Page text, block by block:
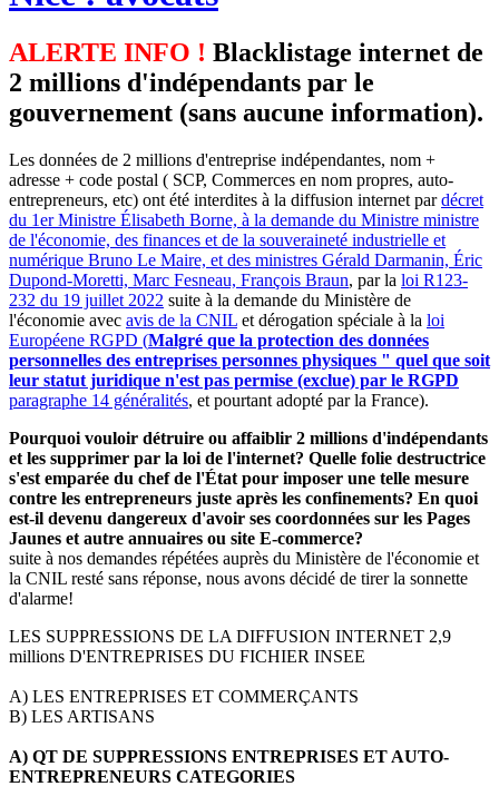
ALERTE INFO ! Blacklistage internet de
2 millions d'indépendants par le
gouvernement (sans aucune information).
Les données de 2 millions d'entreprise indépendantes, nom +
adresse + code postal ( SCP, Commerces en nom propres, auto-
entrepreneurs, etc) ont été interdites à la diffusion internet pardécret
du 1er Ministre Élisabeth Borne, à la demande du Ministre ministre
de l'économie, des finances et de la souveraineté industrielle et
numérique Bruno Le Maire, et des ministres Gérald Darmanin, Éric
Dupond-Moretti, Marc Fesneau, François Braun, par la loi R123-
232 du 19 juillet 2022 suite à la demande du Ministère de
l'économie avec avis de la CNIL et dérogation spéciale à la loi
Européene RGPD (Malgré que la protection des données
personnelles des entreprises personnes physiques " quel que soit
leur statut juridique n'est pas permise (exclue) par le RGPD
paragraphe 14 généralités, et pourtant adopté par la France).
Pourquoi vouloir détruire ou affaiblir 2 millions d'indépendants
et les supprimer par la loi de l'internet? Quelle folie destructrice
s'est emparée du chef de l'État pour imposer une telle mesure
contre les entrepreneurs juste après les confinements? En quoi
est-il devenu dangereux d'avoir ses coordonnées sur les Pages
Jaunes et autre annuaires ou site E-commerce?
suite à nos demandes répétées auprès du Ministère de l'économie et
la CNIL resté sans réponse, nous avons décidé de tirer la sonnette
d'alarme!
LES SUPPRESSIONS DE LA DIFFUSION INTERNET 2,9
millions D'ENTREPRISES DU FICHIER INSEE
A) LES ENTREPRISES ET COMMERÇANTS
B) LES ARTISANS
A) QT DE SUPPRESSIONS ENTREPRISES ET AUTO-
ENTREPRENEURS CATEGORIES